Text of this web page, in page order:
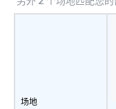
场地